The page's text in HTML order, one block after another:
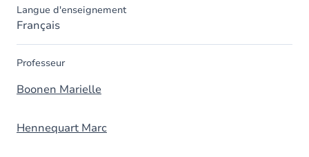
Langue d'enseignement
Français
Professeur
Boonen Marielle
Hennequart Marc